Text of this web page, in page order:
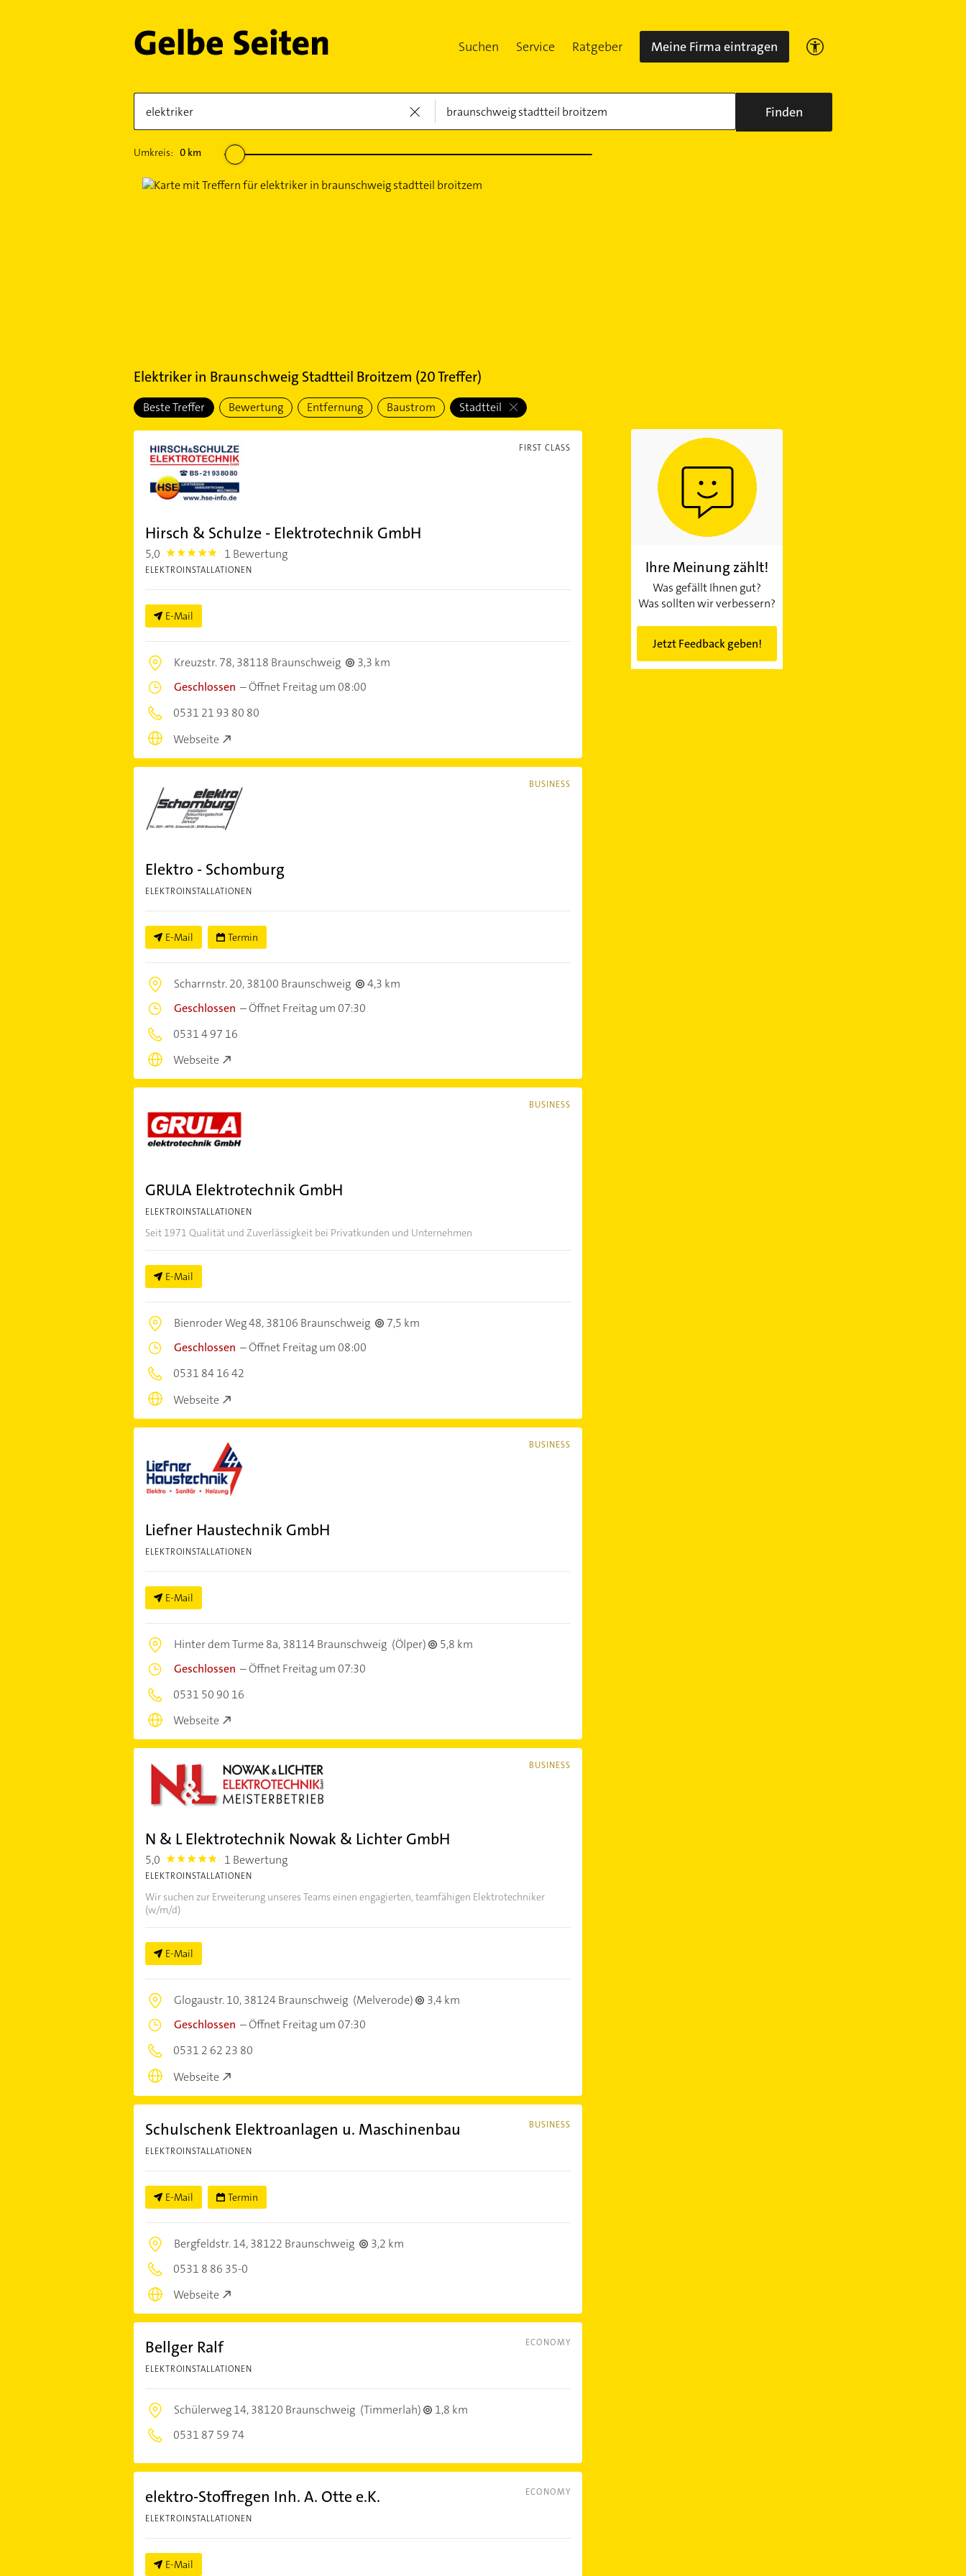
Suchen Service Ratgeber Meine Firma eintragen
Finden
Umkreis: 0km
Elektrikerin Braunschweig Stadtteil Broitzem (20Treffer)
Beste Treffer Bewertung Entfernung Baustrom Stadtteil
FIRST CLASS
Hirsch & Schulze - Elektrotechnik GmbH
5,0 5.0 1 Bewertung
ELEKTROINSTALLATIONEN
E-Mail
Kreuzstr. 78,38118 Braunschweig
3,3 km
Geschlossen –Öffnet Freitag um 08:00
0531 21 93 80 80
Webseite
BUSINESS
Elektro - Schomburg
ELEKTROINSTALLATIONEN
E-Mail Termin
Scharrnstr. 20,38100 Braunschweig
4,3 km
Geschlossen –Öffnet Freitag um 07:30
0531 4 97 16
Webseite
BUSINESS
GRULA Elektrotechnik GmbH
ELEKTROINSTALLATIONEN
Seit 1971 Qualität und Zuverlässigkeit bei Privatkunden und Unternehmen
E-Mail
Bienroder Weg 48,38106 Braunschweig
7,5 km
Geschlossen –Öffnet Freitag um 08:00
0531 84 16 42
Webseite
BUSINESS
Liefner Haustechnik GmbH
ELEKTROINSTALLATIONEN
E-Mail
Hinter dem Turme 8a,38114 Braunschweig (Ölper)
5,8 km
Geschlossen –Öffnet Freitag um 07:30
0531 50 90 16
Webseite
BUSINESS
N & L Elektrotechnik Nowak & Lichter GmbH
5,0 5.0 1 Bewertung
ELEKTROINSTALLATIONEN
Wir suchen zur Erweiterung unseres Teams einen engagierten, teamfähigen Elektrotechniker
(w/m/d)
E-Mail
Glogaustr. 10,38124 Braunschweig (Melverode)
3,4 km
Geschlossen –Öffnet Freitag um 07:30
0531 2 62 23 80
Webseite
BUSINESS
Schulschenk Elektroanlagen u. Maschinenbau
ELEKTROINSTALLATIONEN
E-Mail Termin
Bergfeldstr. 14,38122 Braunschweig
3,2 km
0531 8 86 35-0
Webseite
ECONOMY
Bellger Ralf
ELEKTROINSTALLATIONEN
Schülerweg 14,38120 Braunschweig (Timmerlah)
1,8 km
0531 87 59 74
ECONOMY
elektro-Stoffregen Inh. A. Otte e.K.
ELEKTROINSTALLATIONEN
E-Mail
Ihre Meinung zählt!
Was gefällt Ihnen gut?
Was sollten wir verbessern?
Jetzt Feedback geben!